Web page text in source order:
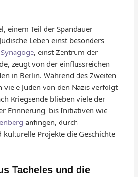
einem Teil der Spandauer
Leben einst besonders
, einst Zentrum der
zeugt von der einflussreichen
in Berlin. Während des Zweiten
viele Juden von den Nazis verfolgt
Kriegsende blieben viele der
Erinnerung, bis Initiativen wie
anfingen, durch
kulturelle Projekte die Geschichte
Tacheles und die